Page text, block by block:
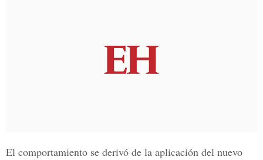
El comportamiento se derivó de la aplicación del nuevo